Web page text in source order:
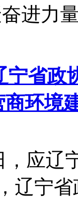
进力
省政
环境
，应辽
辽宁